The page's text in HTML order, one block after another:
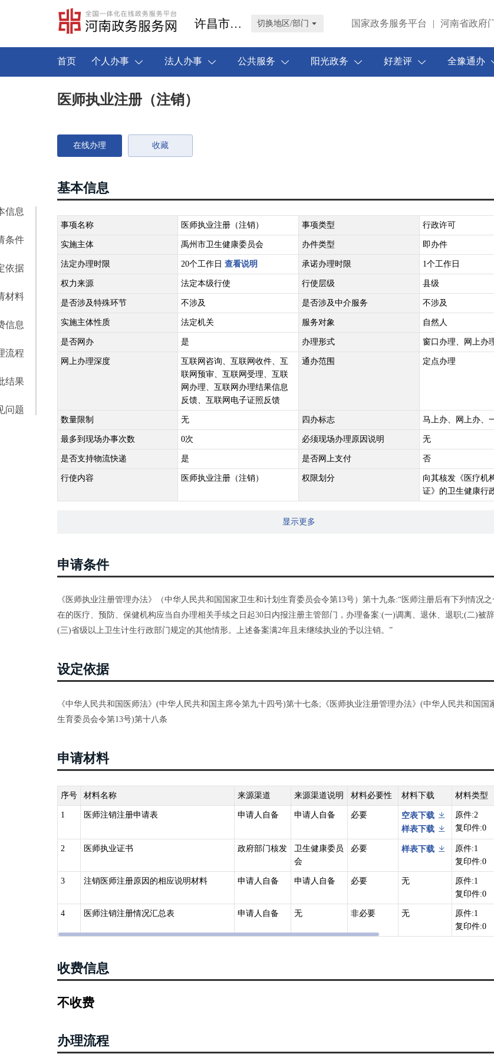
许昌市禹州市 切换地区/部门 国家政务服务平台 | 河南省政府
首页 个人办事 法人办事 公共服务 阳光政务 好差评 全豫通办
信息
条件
依据
材料
信息
流程
结果
问题
医师执业注册（注销）
在线办理 收藏
基本信息
事项名称 医师执业注册（注销） 事项类型 行政许可
实施主体 禹州市卫生健康委员会 办件类型 即办件
法定办理时限 20个工作日 查看说明 承诺办理时限 1个工作日
权力来源 法定本级行使 行使层级 县级
是否涉及特殊环节 不涉及 是否涉及中介服务 不涉及
实施主体性质 法定机关 服务对象 自然人
是否网办 是 办理形式 窗口办理、网上办
网上办理深度
互联网咨询、互联网收件、互
联网预审、互联网受理、互联
网办理、互联网办理结果信息
反馈、互联网电子证照反馈
通办范围 定点办理
数量限制 无 四办标志 马上办、网上办、
最多到现场办事次数 0次 必须现场办理原因说明 无
是否支持物流快递 是 是否网上支付 否
行使内容 医师执业注册（注销） 权限划分
向其核发《医疗机
证》的卫生健康行
显示更多
申请条件
《医师执业注册管理办法》（中华人民共和国国家卫生和计划生育委员会令第13号）第十九条:“医师注册后有下列情况
在的医疗、预防、保健机构应当自办理相关手续之日起30日内报注册主管部门，办理备案:(一)调离、退休、退职;(二)被
(三)省级以上卫生计生行政部门规定的其他情形。上述备案满2年且未继续执业的予以注销。”
设定依据
《中华人民共和国医师法》(中华人民共和国主席令第九十四号)第十七条;《医师执业注册管理办法》(中华人民共和国国
生育委员会令第13号)第十八条
申请材料
序号 材料名称 来源渠道 来源渠道说明 材料必要性 材料下载 材料类型
1 医师注销注册申请表 申请人自备 申请人自备 必要
空表下载
样表下载
原件:2
复印件:0
2 医师执业证书 政府部门核发
卫生健康委员
会
必要 样表下载
原件:1
复印件:0
3 注销医师注册原因的相应说明材料 申请人自备 申请人自备 必要 无
原件:1
复印件:0
4 医师注销注册情况汇总表 申请人自备 无 非必要 无
原件:1
复印件:0
收费信息
不收费
办理流程